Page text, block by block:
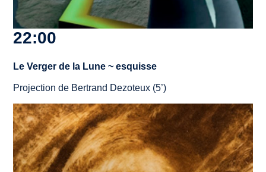
22:00
Le Verger de la Lune ~ esquisse
Projection de Bertrand Dezoteux (5’)